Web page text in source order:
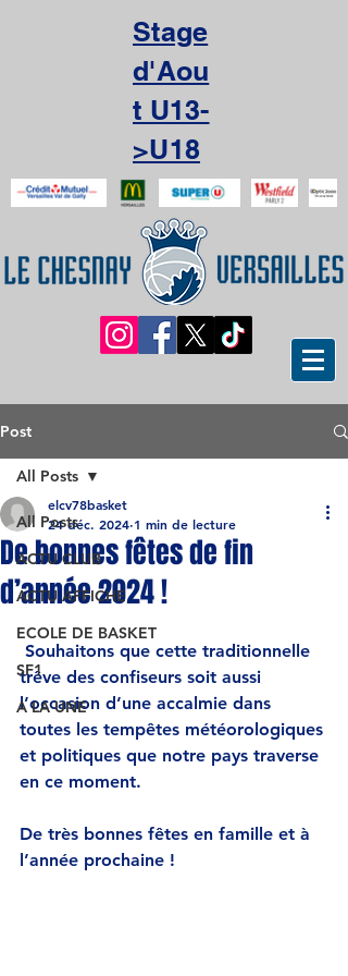
Stage
d'Aou
t U13-
>U18
Post
All Posts
ACTU CLUB
ACTU AFFICHE
ECOLE DE BASKET
SF1
A LA UNE
All Posts
De bonnes fêtes de fin
d’année 2024 !
elcv78basket
24 déc. 2024 1 min de lecture
Souhaitons que cette traditionnelle
trêve des confiseurs soit aussi
l’occasion d’une accalmie dans
toutes les tempêtes météorologiques
et politiques que notre pays traverse
en ce moment.
De très bonnes fêtes en famille et à
l’année prochaine !